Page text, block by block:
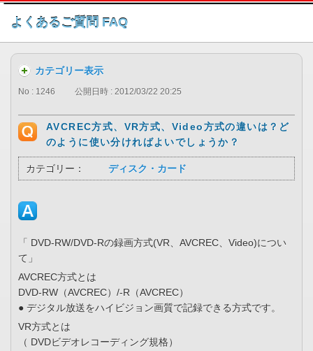
このページの本文へ
よくあるご質問 FAQ
カテゴリー表示
No : 1246 公開日時 : 2012/03/22 20:25
AVCREC方式、VR方式、Video方式の違いは？ど
のように使い分ければよいでしょうか？
カテゴリー： ディスク・カード
「 DVD-RW/DVD-Rの録画方式(VR、AVCREC、Video)につい
て」
AVCREC方式とは
DVD-RW（AVCREC）/-R（AVCREC）
● デジタル放送をハイビジョン画質で記録できる方式です。
VR方式とは
（ DVDビデオレコーディング規格）